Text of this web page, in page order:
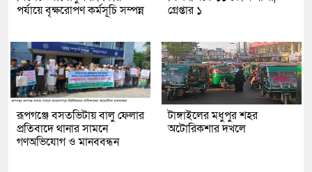
পর্যায়ে বৃক্ষরোপণ কর্মসূচি সম্পন্ন
গ্রেপ্তার ১
রূপগঞ্জে বসতভিটায় বালু ফেলার
প্রতিবাদে থানার সামনে
গণঅভিযোগ ও মানববন্ধন
টাঙ্গাইলের মধুপুর শহর
অটোরিকশার দখলে